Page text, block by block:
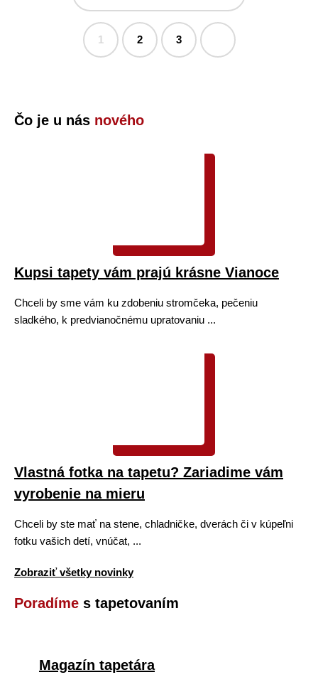
1 2 3
Čo je u nás nového
Kupsi tapety vám prajú krásne Vianoce
Chceli by sme vám ku zdobeniu stromčeka, pečeniu
sladkého, k predvianočnému upratovaniu ...
Vlastná fotka na tapetu? Zariadime vám
vyrobenie na mieru
Chceli by ste mať na stene, chladničke, dverách či v kúpeľni
fotku vašich detí, vnúčat, ...
Zobraziť všetky novinky
Poradíme s tapetovaním
Magazín tapetára